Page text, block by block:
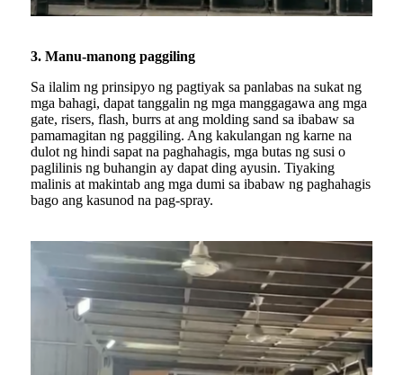
3. Manu-manong paggiling
Sa ilalim ng prinsipyo ng pagtiyak sa panlabas na sukat ng
mga bahagi, dapat tanggalin ng mga manggagawa ang mga
gate, risers, flash, burrs at ang molding sand sa ibabaw sa
pamamagitan ng paggiling. Ang kakulangan ng karne na
dulot ng hindi sapat na paghahagis, mga butas ng susi o
paglilinis ng buhangin ay dapat ding ayusin. Tiyaking
malinis at makintab ang mga dumi sa ibabaw ng paghahagis
bago ang kasunod na pag-spray.